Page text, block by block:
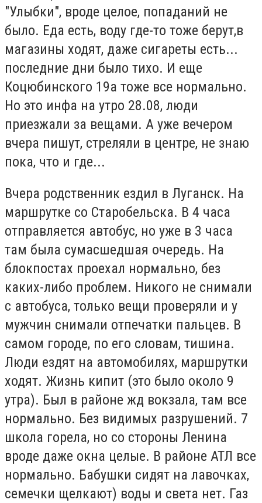
"Улыбки", вроде целое, попаданий не
было. Еда есть, воду где-то тоже берут,в
магазины ходят, даже сигареты есть...
последние дни было тихо. И еще
Коцюбинского 19а тоже все нормально.
Но это инфа на утро 28.08, люди
приезжали за вещами. А уже вечером
вчера пишут, стреляли в центре, не знаю
пока, что и где...
Вчера родственник ездил в Луганск. На
маршрутке со Старобельска. В 4 часа
отправляется автобус, но уже в 3 часа
там была сумасшедшая очередь. На
блокпостах проехал нормально, без
каких-либо проблем. Никого не снимали
с автобуса, только вещи проверяли и у
мужчин снимали отпечатки пальцев. В
самом городе, по его словам, тишина.
Люди ездят на автомобилях, маршрутки
ходят. Жизнь кипит (это было около 9
утра). Был в районе жд вокзала, там все
нормально. Без видимых разрушений. 7
школа горела, но со стороны Ленина
вроде даже окна целые. В районе АТЛ все
нормально. Бабушки сидят на лавочках,
семечки щелкают) воды и света нет. Газ